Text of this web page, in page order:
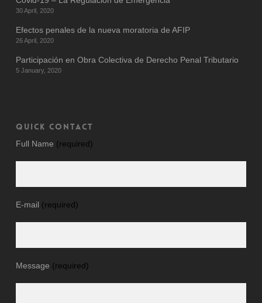
30 April, 2020
Efectos penales de la nueva moratoria de AFIP
26 April, 2020
Participación en Obra Colectiva de Derecho Penal Tributario
5 January, 2020
QUICK CONTACT
Full Name (required)
E-mail (required)
Message (required)